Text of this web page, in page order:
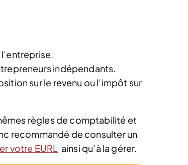
indépendants.
sur le revenu ou l’impôt sur
règles de comptabilité et
recommandé de consulter un
votre EURL ainsi qu’à la gérer.